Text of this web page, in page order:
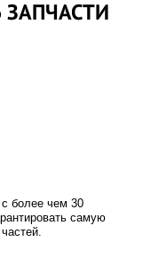
более чем 30
самую